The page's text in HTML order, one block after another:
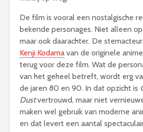
De film is vooral een nostalgische
bekende personages. Niet alleen
maar ook daarachter. De
Kenji Kodama van de originele
terug voor deze film. Wat de
van het geheel betreft, wordt erg
de jaren 80 en 90. In dat opzicht is
Dustvertrouwd, maar niet
maken wel gebruik van moderne
en dat levert een aantal